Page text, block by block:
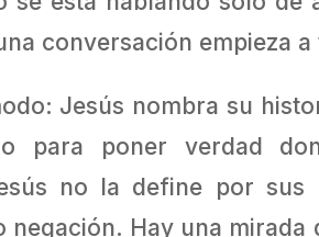
conversación empieza
Jesús nombra su
para poner verdad
no la define por
Hay una mirada